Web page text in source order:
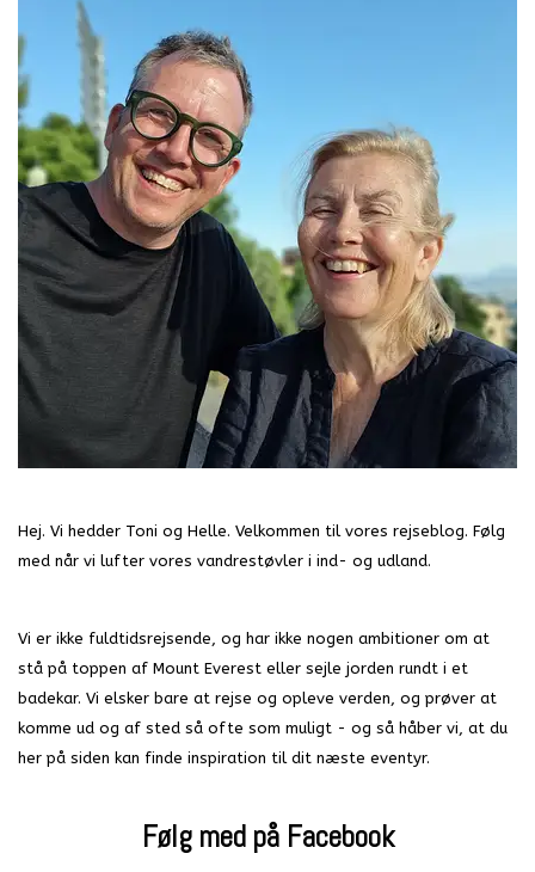
Hej. Vi hedder Toni og Helle. Velkommen til vores rejseblog. Følg
med når vi lufter vores vandrestøvler i ind- og udland.
Vi er ikke fuldtidsrejsende, og har ikke nogen ambitioner om at
stå på toppen af Mount Everest eller sejle jorden rundt i et
badekar. Vi elsker bare at rejse og opleve verden, og prøver at
komme ud og af sted så ofte som muligt - og så håber vi, at du
her på siden kan finde inspiration til dit næste eventyr.
Følg med på Facebook